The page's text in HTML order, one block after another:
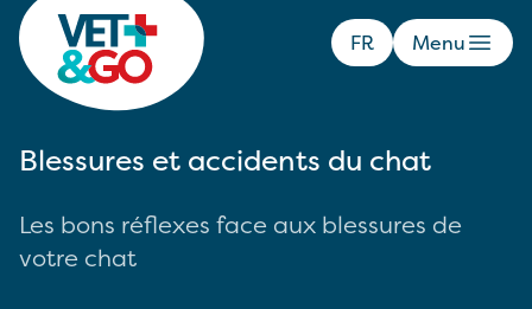
Menu
FR
Blessures et accidents du chat
Les bons réflexes face aux blessures de
votre chat